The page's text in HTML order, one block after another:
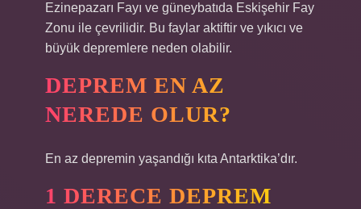
Ezinepazarı Fayı ve güneybatıda Eskişehir Fay
Zonu ile çevrilidir. Bu faylar aktiftir ve yıkıcı ve
büyük depremlere neden olabilir.
DEPREM EN AZ
NEREDE OLUR?
En az depremin yaşandığı kıta Antarktika’dır.
1 DERECE DEPREM